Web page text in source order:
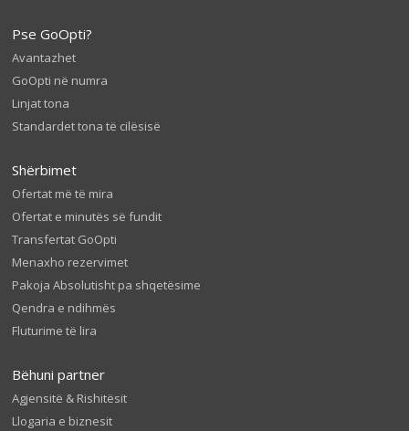
Pse GoOpti?
Avantazhet
GoOpti në numra
Linjat tona
Standardet tona të cilësisë
Shërbimet
Ofertat më të mira
Ofertat e minutës së fundit
Transfertat GoOpti
Menaxho rezervimet
Pakoja Absolutisht pa shqetësime
Qendra e ndihmës
Fluturime të lira
Bëhuni partner
Agjensitë & Rishitësit
Llogaria e biznesit